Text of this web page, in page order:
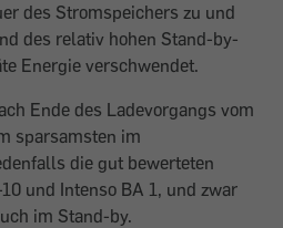
des Stromspeichers zu und
des relativ hohen Stand-by-
Energie verschwendet.
Ende des Ladevorgangs vom
sparsamsten im
die gut bewerteten
und Intenso BA 1, und zwar
im Stand-by.